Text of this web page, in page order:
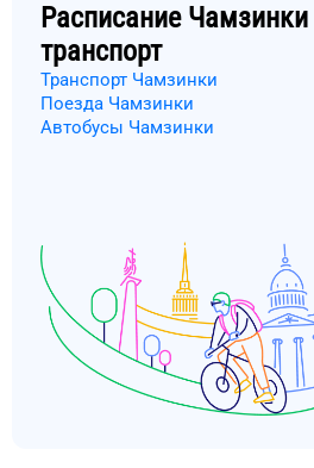
Расписание Чамзинки
транспорт
Транспорт Чамзинки
Поезда Чамзинки
Автобусы Чамзинки